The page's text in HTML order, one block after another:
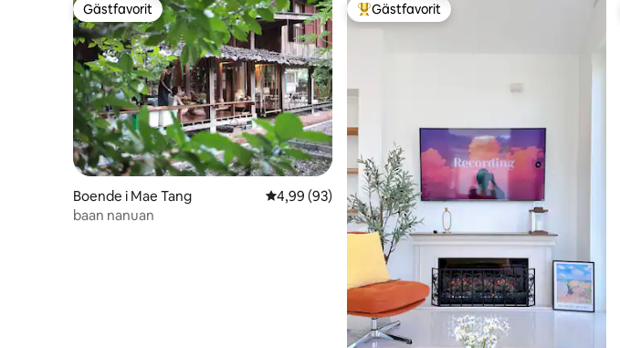
Gästfavorit
Gästfavorit
Boende i Mae Tang 4,99 av 5 i genomsnittligt betyg, 93 omdömen
4,99 (93)
baan nanuan
Populär gästfavorit
Gästfavorit